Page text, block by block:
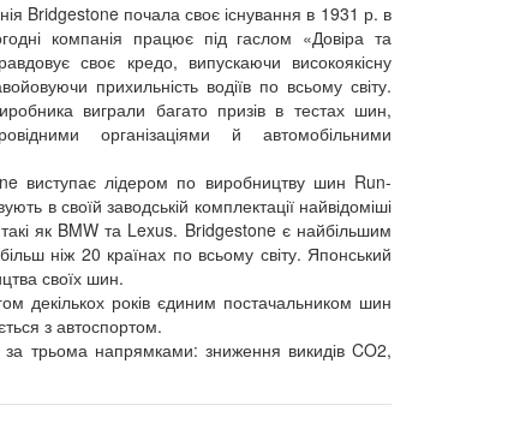
Bridgestone почала своє існування в 1931 р. в
компанія працює під гаслом «Довіра та
своє кредо, випускаючи високоякісну
прихильність водіїв по всьому світу.
виграли багато призів в тестах шин,
організаціями й автомобільними
виступає лідером по виробництву шин Run-
в своїй заводській комплектації найвідоміші
як BMW та Lexus. Bridgestone є найбільшим
ніж 20 країнах по всьому світу. Японський
своїх шин.
декількох років єдиним постачальником шин
з автоспортом.
за трьома напрямками: зниження викидів CO2,